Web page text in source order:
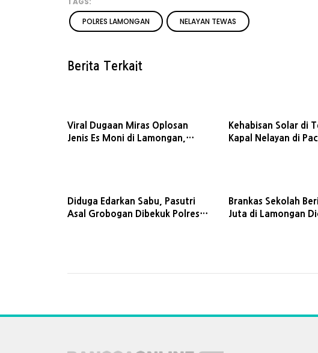
POLRES LAMONGAN
NELAYAN TEWAS
Berita Terkait
Viral Dugaan Miras Oplosan
Jenis Es Moni di Lamongan,
Kehabisan Solar di
Kapal Nelayan di
Diduga Edarkan Sabu, Pasutri
Asal Grobogan Dibekuk Polres
Brankas Sekolah
Juta di Lamongan